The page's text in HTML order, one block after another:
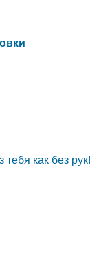
как без рук!